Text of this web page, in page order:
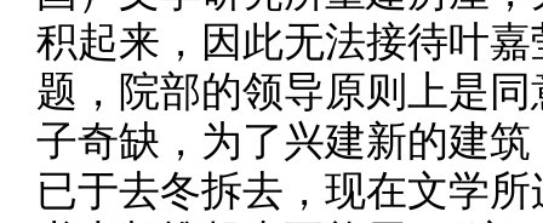
积起来，因此无法接待叶
题，院部的领导原则上是
子奇缺，为了兴建新的建
已于去冬拆去，现在文学